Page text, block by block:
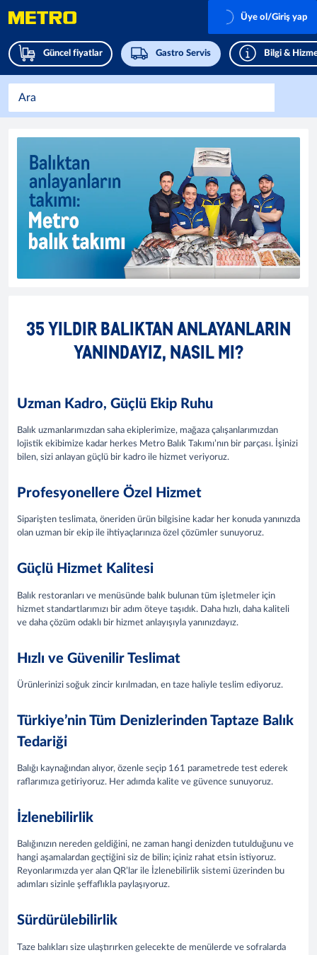
Güncel fiyatlar Gastro Servis Bilgi &
Üye ol/Giriş yap
35 YILDIR BALIKTAN ANLAYANLARIN
YANINDAYIZ, NASIL MI?
Uzman Kadro, Güçlü Ekip Ruhu
Balık uzmanlarımızdan saha ekiplerimize, mağaza çalışanlarımızdan
lojistik ekibimize kadar herkes Metro Balık Takımı’nın bir parçası. İşinizi
bilen, sizi anlayan güçlü bir kadro ile hizmet veriyoruz.
Profesyonellere Özel Hizmet
Siparişten teslimata, öneriden ürün bilgisine kadar her konuda yanınızda
olan uzman bir ekip ile ihtiyaçlarınıza özel çözümler sunuyoruz.
Güçlü Hizmet Kalitesi
Balık restoranları ve menüsünde balık bulunan tüm işletmeler için
hizmet standartlarımızı bir adım öteye taşıdık. Daha hızlı, daha kaliteli
ve daha çözüm odaklı bir hizmet anlayışıyla yanınızdayız.
Hızlı ve Güvenilir Teslimat
Ürünlerinizi soğuk zincir kırılmadan, en taze haliyle teslim ediyoruz.
Türkiye’nin Tüm Denizlerinden Taptaze Balık
Tedariği
Balığı kaynağından alıyor, özenle seçip 161 parametrede test ederek
raflarımıza getiriyoruz. Her adımda kalite ve güvence sunuyoruz.
İzlenebilirlik
Balığınızın nereden geldiğini, ne zaman hangi denizden tutulduğunu ve
hangi aşamalardan geçtiğini siz de bilin; içiniz rahat etsin istiyoruz.
Reyonlarımızda yer alan QR’lar ile İzlenebilirlik sistemi üzerinden bu
adımları sizinle şeffaflıkla paylaşıyoruz.
Sürdürülebilirlik
Taze balıkları size ulaştırırken gelecekte de menülerde ve sofralarda